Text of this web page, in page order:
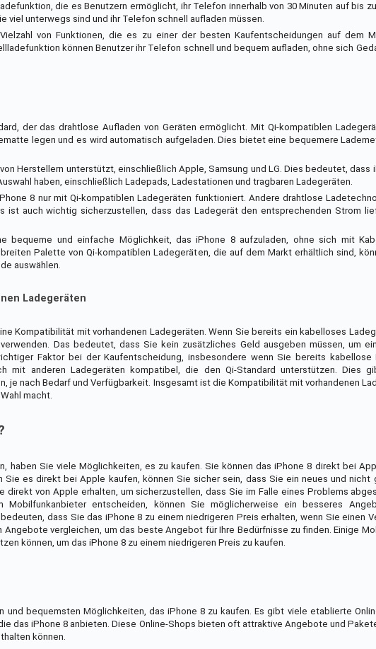
die es Benutzern ermöglicht, ihr Telefon innerhalb von 30 Minuten auf bis
viel unterwegs sind und ihr Telefon schnell aufladen müssen.
von Funktionen, die es zu einer der besten Kaufentscheidungen auf dem
können Benutzer ihr Telefon schnell und bequem aufladen, ohne sich
der das drahtlose Aufladen von Geräten ermöglicht. Mit Qi-kompatiblen
legen und es wird automatisch aufgeladen. Dies bietet eine bequemere
Herstellern unterstützt, einschließlich Apple, Samsung und LG. Dies bedeutet, dass
haben, einschließlich Ladepads, Ladestationen und tragbaren Ladegeräten.
8 nur mit Qi-kompatiblen Ladegeräten funktioniert. Andere drahtlose
ist auch wichtig sicherzustellen, dass das Ladegerät den entsprechenden Strom
bequeme und einfache Möglichkeit, das iPhone 8 aufzuladen, ohne sich mit
Palette von Qi-kompatiblen Ladegeräten, die auf dem Markt erhältlich sind,
auswählen.
Ladegeräten
Kompatibilität mit vorhandenen Ladegeräten. Wenn Sie bereits ein kabelloses
Das bedeutet, dass Sie kein zusätzliches Geld ausgeben müssen, um
Faktor bei der Kaufentscheidung, insbesondere wenn Sie bereits kabellose
mit anderen Ladegeräten kompatibel, die den Qi-Standard unterstützen. Dies
je nach Bedarf und Verfügbarkeit. Insgesamt ist die Kompatibilität mit vorhandenen
macht.
haben Sie viele Möglichkeiten, es zu kaufen. Sie können das iPhone 8 direkt bei
Sie es direkt bei Apple kaufen, können Sie sicher sein, dass Sie ein neues und nicht
direkt von Apple erhalten, um sicherzustellen, dass Sie im Falle eines Problems
entscheiden, können Sie möglicherweise ein besseres
dass Sie das iPhone 8 zu einem niedrigeren Preis erhalten, wenn Sie einen
vergleichen, um das beste Angebot für Ihre Bedürfnisse zu finden. Einige
können, um das iPhone 8 zu einem niedrigeren Preis zu kaufen.
und bequemsten Möglichkeiten, das iPhone 8 zu kaufen. Es gibt viele etablierte
das iPhone 8 anbieten. Diese Online-Shops bieten oft attraktive Angebote und
können.